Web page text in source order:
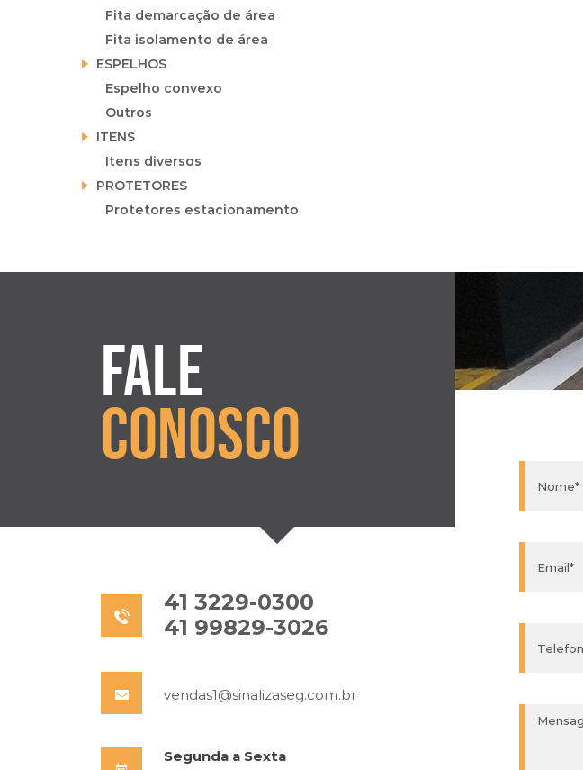
Fita demarcação de área
Fita isolamento de área
ESPELHOS
Espelho convexo
Outros
ITENS
Itens diversos
PROTETORES
Protetores estacionamento
Fale
Conosco
41 3229-0300
41 99829-3026
vendas1@sinalizaseg.com.br
Segunda a Sexta